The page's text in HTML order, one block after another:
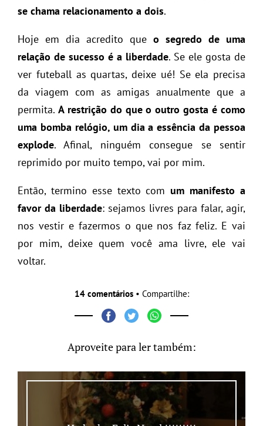
se chama relacionamento a dois.
Hoje em dia acredito que o segredo de uma
relação de sucesso é a liberdade. Se ele gosta de
ver futeball as quartas, deixe ué! Se ela precisa
da viagem com as amigas anualmente que a
permita. A restrição do que o outro gosta é como
uma bomba relógio, um dia a essência da pessoa
explode. Afinal, ninguém consegue se sentir
reprimido por muito tempo, vai por mim.
Então, termino esse texto com um manifesto a
favor da liberdade: sejamos livres para falar, agir,
nos vestir e fazermos o que nos faz feliz. E vai
por mim, deixe quem você ama livre, ele vai
voltar.
14 comentários• Compartilhe:
Aproveite para ler também: